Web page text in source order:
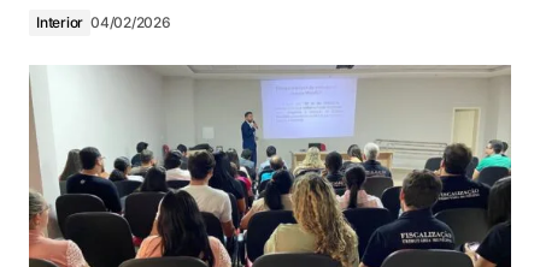
Interior 04/02/2026